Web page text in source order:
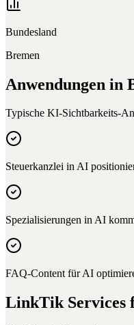
Bundesland
Bremen
Anwendungen in
Typische KI-Sichtbarkeits-
Steuerkanzlei in AI
Spezialisierungen in AI
FAQ-Content für AI
LinkTik Services